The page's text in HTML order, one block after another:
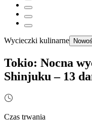
Wycieczki kulinarne
Tokio: Nocna
Shinjuku – 13
Czas trwania